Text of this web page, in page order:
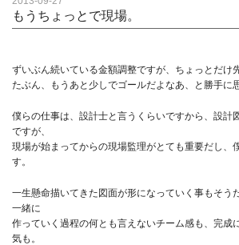
もうちょっとで現場。
ずいぶん続いている金額調整ですが、ちょっとだけ
たぶん、もうあと少しでゴールだよなあ、と勝手に
僕らの仕事は、設計士と言うくらいですから、設計
ですが、
現場が始まってからの現場監理がとても重要だし、
す。
一生懸命描いてきた図面が形になっていく事もそう
一緒に
作っていく過程の何とも言えないチーム感も、完成
気も。